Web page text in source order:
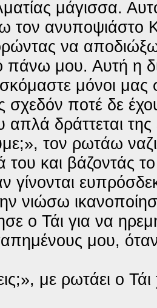
μάγισσα.
τον ανυποψιάστο
να αποδιώξω
πάνω μου. Αυτή η
μόνοι
ποτέ δε
δράττεται της
τον ρωτάω
του και βάζοντάς
γίνονται
νιώσω
ο Τάι για να
μου,
με ρωτάει ο